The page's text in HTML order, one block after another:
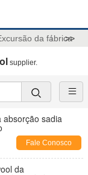
da fábrica
>>
supplier.
absorção sadia
Fale Conosco
da